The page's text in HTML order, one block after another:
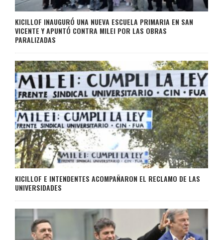
KICILLOF INAUGURÓ UNA NUEVA ESCUELA PRIMARIA EN SAN
VICENTE Y APUNTÓ CONTRA MILEI POR LAS OBRAS
PARALIZADAS
KICILLOF E INTENDENTES ACOMPAÑARON EL RECLAMO DE LAS
UNIVERSIDADES